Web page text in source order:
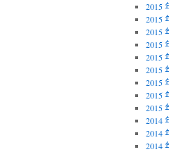
2015
2015
2015
2015
2015
2015
2015
2015
2015
2014
2014
2014